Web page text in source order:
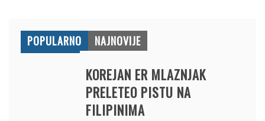
POPULARNO NAJNOVIJE
KOREJAN ER MLAZNJAK
PRELETEO PISTU NA
FILIPINIMA